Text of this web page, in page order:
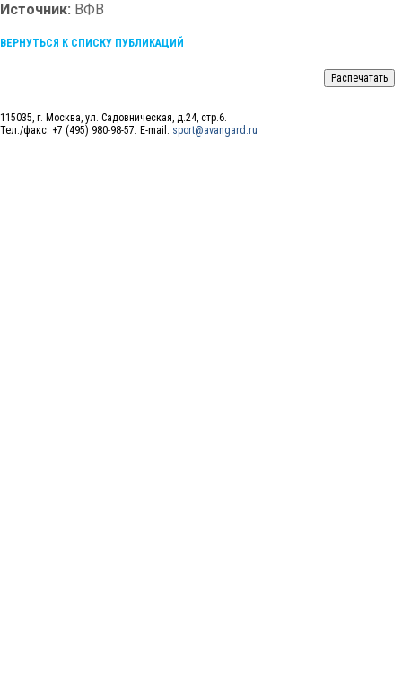
Источник: ВФВ
ВЕРНУТЬСЯ К СПИСКУ ПУБЛИКАЦИЙ
115035, г. Москва, ул. Садовническая, д.24, стр.6.
Тел./факс: +7 (495) 980-98-57. E-mail: sport@avangard.ru